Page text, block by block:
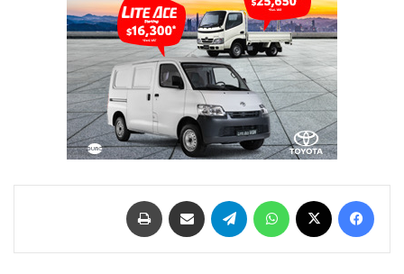
فيسبوك واتساب تيلقرام مشاركة عبر البريد